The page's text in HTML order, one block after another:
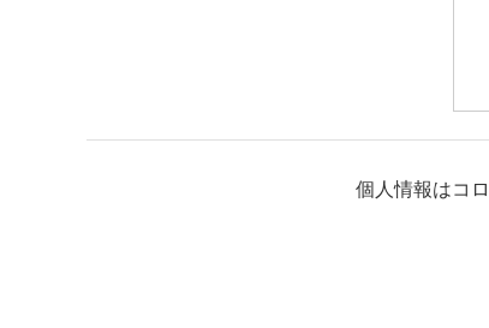
個人情報はコ